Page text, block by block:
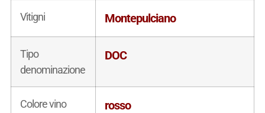
Vitigni Montepulciano
Tipo
denominazione
DOC
Colore vino rosso